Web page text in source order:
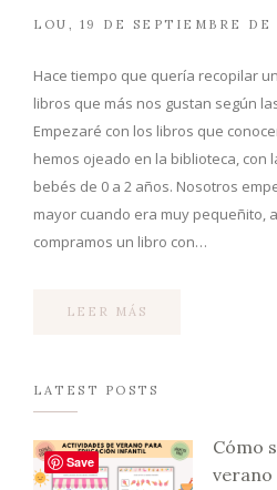
LOU 19 DE SEPTIEMBRE DE
Hace tiempo que quería recopilar
libros que más nos gustan según
Empezaré con los libros que
hemos ojeado en la biblioteca, con
bebés de 0 a 2 años. Nosotros
mayor cuando era muy pequeñito,
compramos un libro con…
LEER MÁS
LATEST POSTS
Cómo
Save